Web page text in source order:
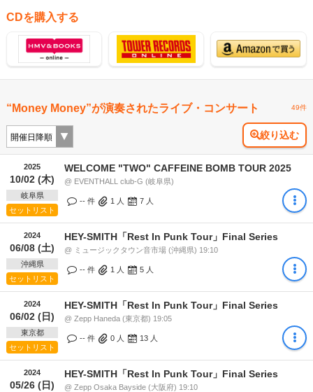
CDを購入する
“Money Money”が演奏されたライブ・コンサート 49件
絞り込む
2025
10/02 (木)
岐阜県
セットリスト
WELCOME "TWO" CAFFEINE BOMB TOUR 2025
@ EVENTHALL club-G (岐阜県)
-- 件 1 人 7 人
2024
06/08 (土)
沖縄県
セットリスト
HEY-SMITH「Rest In Punk Tour」Final Series
@ ミュージックタウン音市場 (沖縄県) 19:10
-- 件 1 人 5 人
2024
06/02 (日)
東京都
セットリスト
HEY-SMITH「Rest In Punk Tour」Final Series
@ Zepp Haneda (東京都) 19:05
-- 件 0 人 13 人
2024
05/26 (日)
HEY-SMITH「Rest In Punk Tour」Final Series
@ Zepp Osaka Bayside (大阪府) 19:10